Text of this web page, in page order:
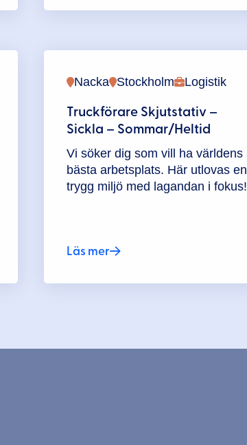
Logistik
Nacka Stockholm
Truckförare Skjutstativ –
Sickla – Sommar/Heltid
Vi söker dig som vill ha världens
bästa arbetsplats. Här utlovas en
trygg miljö med lagandan i fokus!
Läs mer